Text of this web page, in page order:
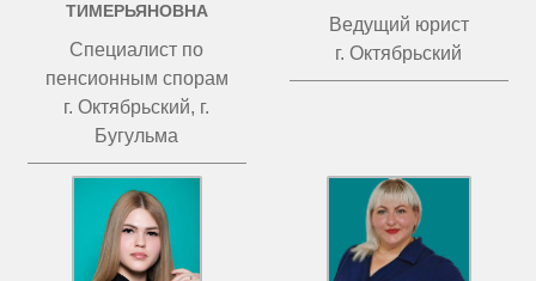
ТИМЕРЬЯНОВНА
Специалист по
пенсионным спорам
г. Октябрьский, г.
Бугульма
Ведущий юрист
г. Октябрьский